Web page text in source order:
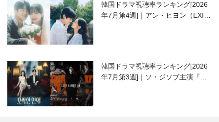
韓国ドラマ視聴率ランキング[2026
年7月第4週]｜アン・ヒヨン（EXID
韓国ドラマ視聴率ランキング[2026
年7月第3週]｜ソ・ジソブ主演『エ